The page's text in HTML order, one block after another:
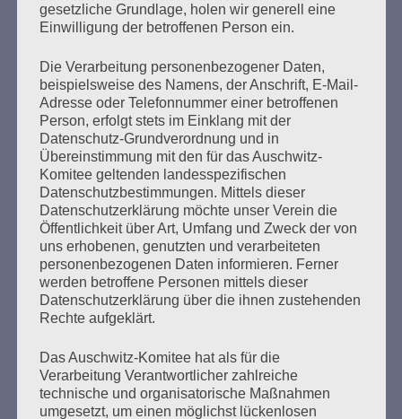
sie sehr vermissen.
mehr ...
Seitennummerierung
der
Beiträge
Zurück 5 Weiter
Ich habe versprochen:
Ich werde mein ganzes Leben dafür kämpfen, dass
es keine Faschisten, keine Nazis mehr gibt.
Esther Bejarano
gesetzliche Grundlage, holen wir generell eine
Einwilligung der betroffenen Person ein.
Die Verarbeitung personenbezogener Daten,
beispielsweise des Namens, der Anschrift, E-Mail-
Adresse oder Telefonnummer einer betroffenen
Person, erfolgt stets im Einklang mit der
Datenschutz-Grundverordnung und in
Übereinstimmung mit den für das Auschwitz-
Komitee geltenden landesspezifischen
Datenschutzbestimmungen. Mittels dieser
Datenschutzerklärung möchte unser Verein die
Öffentlichkeit über Art, Umfang und Zweck der von
uns erhobenen, genutzten und verarbeiteten
personenbezogenen Daten informieren. Ferner
werden betroffene Personen mittels dieser
Datenschutzerklärung über die ihnen zustehenden
Rechte aufgeklärt.
Das Auschwitz-Komitee hat als für die
Verarbeitung Verantwortlicher zahlreiche
technische und organisatorische Maßnahmen
umgesetzt, um einen möglichst lückenlosen